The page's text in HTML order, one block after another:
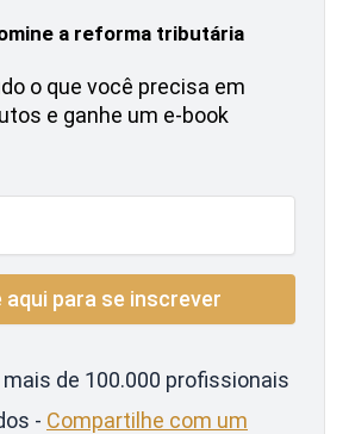
a reforma tributária
o que você precisa em
e ganhe um e-book
de 100.000 profissionais
- Compartilhe com um